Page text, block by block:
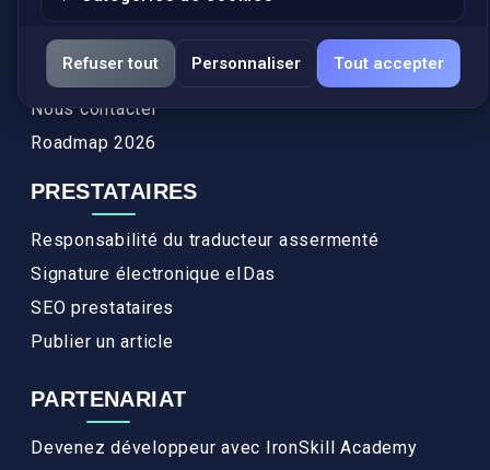
Refuser tout Personnaliser Tout accepter
Actualités
Services
FAQ
Nous contacter
Roadmap 2026
PRESTATAIRES
Responsabilité du traducteur assermenté
Signature électronique eIDas
SEO prestataires
Publier un article
PARTENARIAT
Devenez développeur avec IronSkill Academy